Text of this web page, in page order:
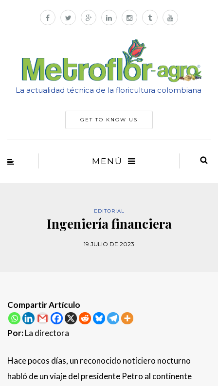
La actualidad técnica de la floricultura colombiana
GET TO KNOW US
MENÚ
EDITORIAL
Ingeniería financiera
19 JULIO DE 2023
Compartir Artículo
Por:La directora
Hace pocos días, un reconocido noticiero nocturno
habló de un viaje del presidente Petro al continente